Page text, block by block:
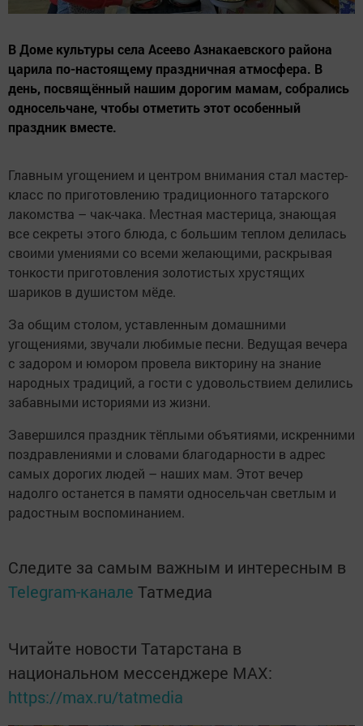
В Доме культуры села Асеево Азнакаевского района
царила по-настоящему праздничная атмосфера. В
день, посвящённый нашим дорогим мамам, собрались
односельчане, чтобы отметить этот особенный
праздник вместе.
Главным угощением и центром внимания стал мастер-
класс по приготовлению традиционного татарского
лакомства – чак-чака. Местная мастерица, знающая
все секреты этого блюда, с большим теплом делилась
своими умениями со всеми желающими, раскрывая
тонкости приготовления золотистых хрустящих
шариков в душистом мёде.
За общим столом, уставленным домашними
угощениями, звучали любимые песни. Ведущая вечера
с задором и юмором провела викторину на знание
народных традиций, а гости с удовольствием делились
забавными историями из жизни.
Завершился праздник тёплыми объятиями, искренними
поздравлениями и словами благодарности в адрес
самых дорогих людей – наших мам. Этот вечер
надолго останется в памяти односельчан светлым и
радостным воспоминанием.
Следите за самым важным и интересным в
Telegram-канале Татмедиа
Читайте новости Татарстана в
национальном мессенджере MАХ:
https://max.ru/tatmedia